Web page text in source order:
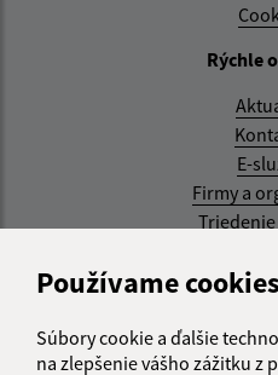
Používame cookies
Súbory cookie a ďalšie
na zlepšenie vášho zážitku z
Rýchle
E-
Firmy a